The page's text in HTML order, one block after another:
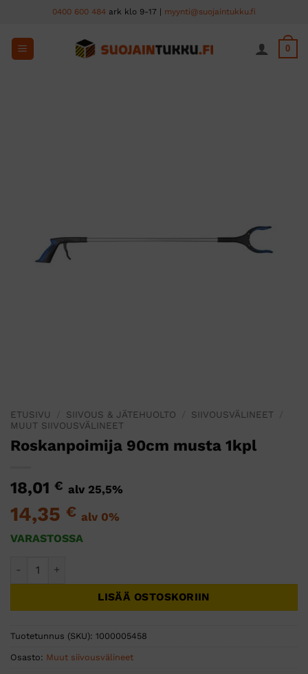
content
0400 600 484 ark klo 9-17 | myynti@suojaintukku.fi
0
ETUSIVU SIIVOUS & JÄTEHUOLTO SIIVOUSVÄLINEET
MUUT SIIVOUSVÄLINEET
Roskanpoimija 90cm musta 1kpl
18,01 € alv 25,5%
14,35 € alv 0%
VARASTOSSA
LISÄÄ OSTOSKORIIN
Tuotetunnus (SKU): 1000005458
Osasto: Muut siivousvälineet